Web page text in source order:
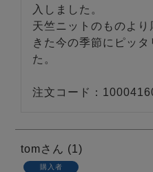
入しました。
天竺ニットのものよ
きた今の季節にピッ
た。
注文コード：
tom 1
購入者